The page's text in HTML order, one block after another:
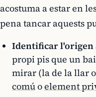
acostuma a estar en
pena tancar aquests
Identificar l'origen
propi pis que un
mirar (la de la llar
comúoelement